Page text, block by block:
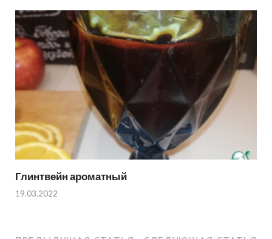
Глинтвейн ароматный
19.03.2022